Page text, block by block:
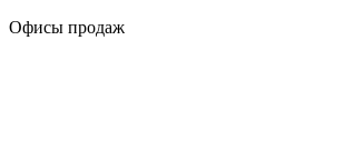
Офисы продаж